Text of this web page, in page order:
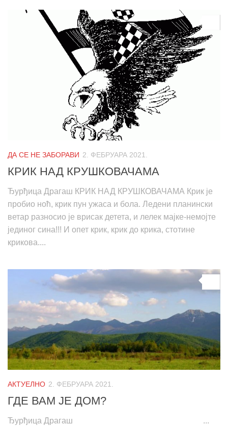
ДА СЕ НЕ ЗАБОРАВИ 2. ФЕБРУАРА 2021.
КРИК НАД КРУШКОВАЧАМА
Ђурђица Драгаш КРИК НАД КРУШКОВАЧАМА Крик је
пробио ноћ, крик пун ужаса и бола. Ледени планински
ветар разносио је врисак детета, и лелек мајке-немојте
јединог сина!!! И опет крик, крик до крика, стотине
крикова....
АКТУЕЛНО 2. ФЕБРУАРА 2021.
ГДЕ ВАМ ЈЕ ДОМ?
Ђурђица Драгаш ...